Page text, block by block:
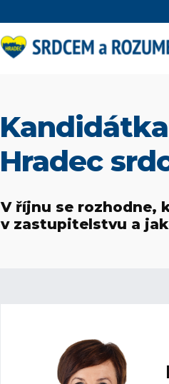
Hradec
V říjnu se rozhodne,
v zastupitelstvu a